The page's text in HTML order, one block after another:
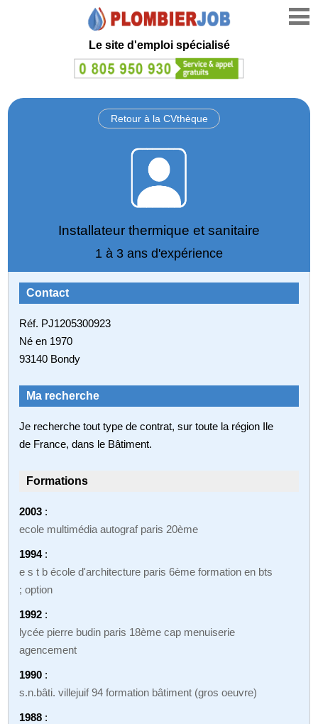
Le site d'emploi spécialisé
Retour à la CVthèque
Installateur thermique et sanitaire
1 à 3 ans d'expérience
Contact
Réf. PJ1205300923
Né en 1970
93140 Bondy
Ma recherche
Je recherche tout type de contrat, sur toute la région Ile
de France, dans le Bâtiment.
Formations
2003 :
ecole multimédia autograf paris 20ème
1994:
e s t b école d'architecture paris 6ème formation en bts
; option
1992 :
lycée pierre budin paris 18ème cap menuiserie
agencement
1990 :
s.n.bâti. villejuif 94 formation bâtiment (gros oeuvre)
1988 :